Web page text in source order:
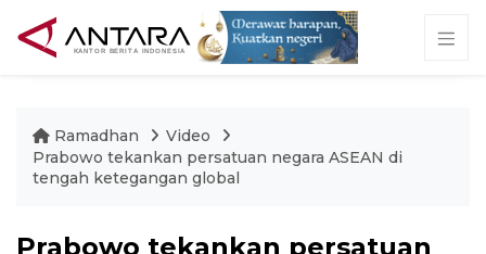
Ramadhan
Video
Prabowo tekankan persatuan negara ASEAN di
tengah ketegangan global
Prabowo tekankan persatuan